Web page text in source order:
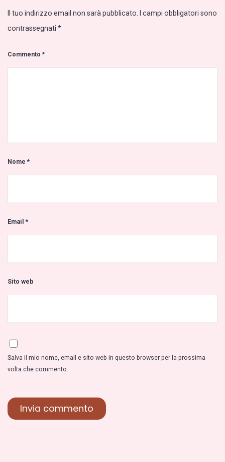
Il tuo indirizzo email non sarà pubblicato.
I campi obbligatori sono
contrassegnati *
Commento*
Nome*
Email*
Sito web
Salva il mio nome, email e sito web in questo browser per la prossima
volta che commento.